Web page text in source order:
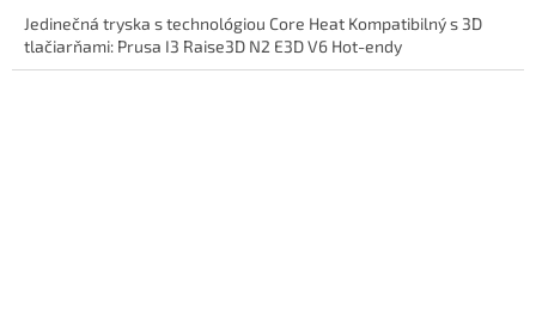
Jedinečná tryska s technológiou Core Heat Kompatibilný s 3D
tlačiarňami: Prusa I3 Raise3D N2 E3D V6 Hot-endy